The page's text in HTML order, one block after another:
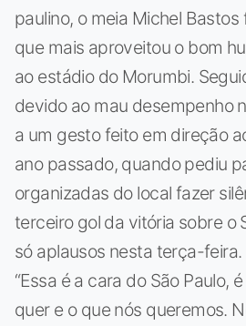
paulino, o meia Michel
que mais aproveitou o bom
ao estádio do Morumbi.
devido ao mau desempenho
a um gesto feito em direção
ano passado, quando pediu
organizadas do local fazer
terceiro gol da vitória sobre o
só aplausos nesta terça-feira.
“Essa é a cara do São Paulo,
quer e o que nós queremos.